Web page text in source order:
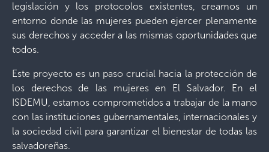
legislación y los protocolos existentes, creamos un
entorno donde las mujeres pueden ejercer plenamente
sus derechos y acceder a las mismas oportunidades que
todos.
Este proyecto es un paso crucial hacia la protección de
los derechos de las mujeres en El Salvador. En el
ISDEMU, estamos comprometidos a trabajar de la mano
con las instituciones gubernamentales, internacionales y
la sociedad civil para garantizar el bienestar de todas las
salvadoreñas.